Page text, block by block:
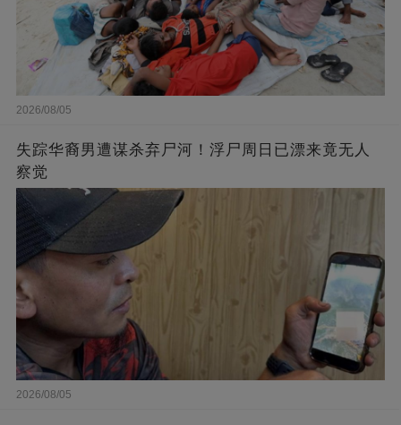
2026/08/05
失踪华裔男遭谋杀弃尸河！浮尸周日已漂来竟无人
察觉
2026/08/05